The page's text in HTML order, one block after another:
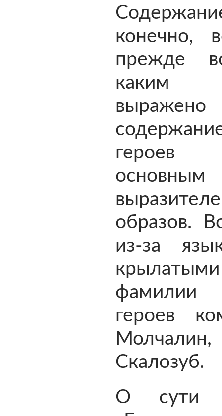
конечно,
прежде
каким
основным
образов.
из-за
героев
Молчалин,
Скалозуб.
О сути